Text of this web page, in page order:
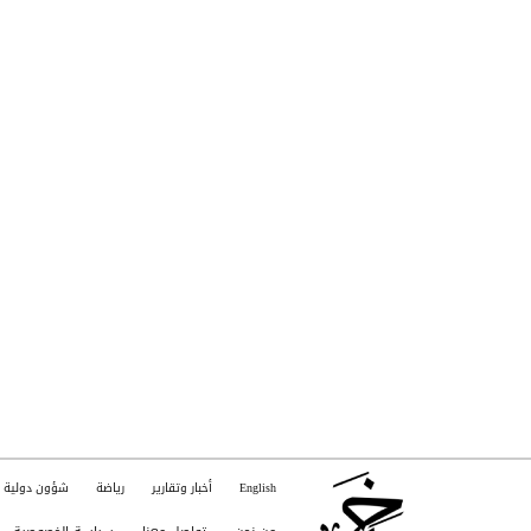
English أخبار وتقارير رياضة شؤون دولية